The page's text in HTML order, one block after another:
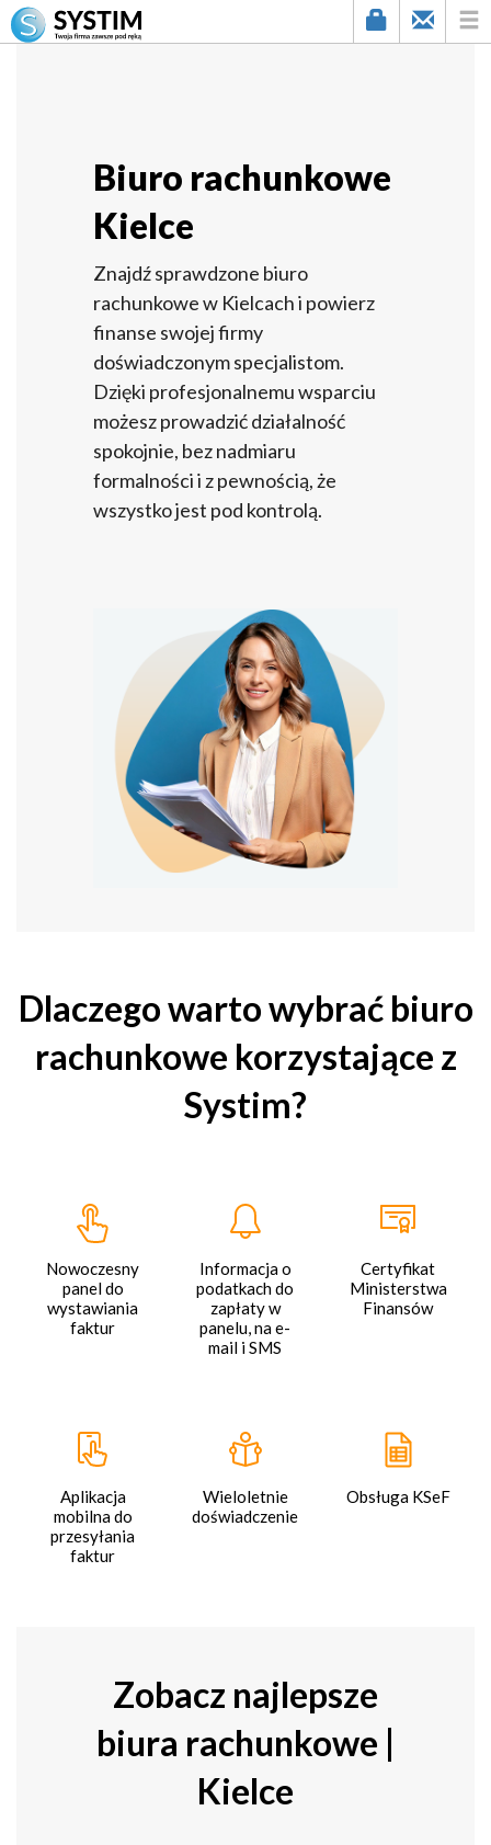
Biuro rachunkowe
Kielce
Znajdź sprawdzone biuro
rachunkowe w Kielcach i powierz
finanse swojej firmy
doświadczonym specjalistom.
Dzięki profesjonalnemu wsparciu
możesz prowadzić działalność
spokojnie, bez nadmiaru
formalności i z pewnością, że
wszystko jest pod kontrolą.
Dlaczego warto wybrać biuro
rachunkowe korzystające z
Systim?
Nowoczesny
panel do
wystawiania
faktur
Informacja o
podatkach do
zapłaty w
panelu, na e-
mail i SMS
Certyfikat
Ministerstwa
Finansów
Aplikacja
mobilna do
przesyłania
faktur
Wieloletnie
doświadczenie
Obsługa KSeF
Zobacz najlepsze
biura rachunkowe |
Kielce